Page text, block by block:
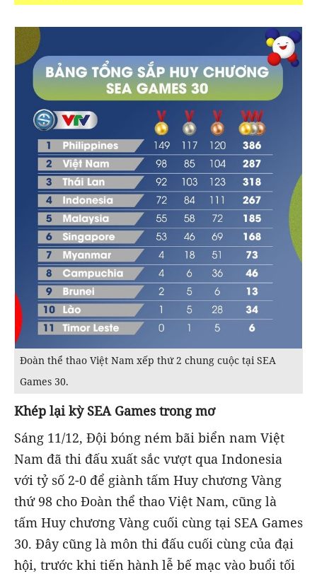
Đoàn thể thao Việt Nam xếp thứ 2 chung cuộc tại SEA
Games 30.
Khép lại kỳ SEA Games trong mơ
Sáng 11/12, Đội bóng ném bãi biển nam Việt
Nam đã thi đấu xuất sắc vượt qua Indonesia
với tỷ số 2-0 để giành tấm Huy chương Vàng
thứ 98 cho Đoàn thể thao Việt Nam, cũng là
tấm Huy chương Vàng cuối cùng tại SEA Games
30. Đây cũng là môn thi đấu cuối cùng của đại
hội, trước khi tiến hành lễ bế mạc vào buổi tối